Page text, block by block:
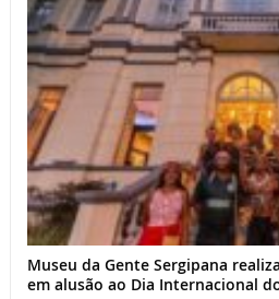
Museu da Gente Sergipana
em alusão ao Dia Internacional